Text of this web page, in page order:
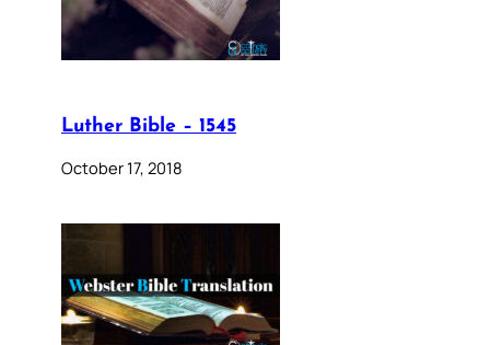
Luther Bible – 1545
October 17, 2018